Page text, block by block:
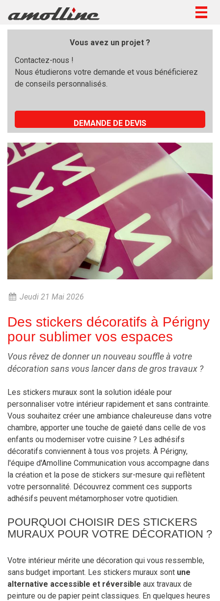
Vous avez un projet ?
Contactez-nous !
Nous étudierons votre demande et vous bénéficierez
de conseils personnalisés.
DEMANDE DE DEVIS
Jeudi 21 Mai 2026
Des stickers décoratifs à Périgny
pour sublimer vos espaces
Vous rêvez de donner un nouveau souffle à votre
décoration sans vous lancer dans de gros travaux ?
Les stickers muraux sont la solution idéale pour
personnaliser votre intérieur rapidement et sans contrainte.
Vous souhaitez créer une ambiance chaleureuse dans votre
chambre, apporter une touche de gaieté dans celle de vos
enfants ou moderniser votre cuisine ? Les adhésifs
décoratifs conviennent à tous vos projets. À Périgny,
l'équipe d'Amolline Communication vous accompagne dans
la création et la pose de stickers sur-mesure qui reflètent
votre personnalité. Découvrez comment ces supports
adhésifs peuvent métamorphoser votre quotidien.
POURQUOI CHOISIR DES STICKERS
MURAUX POUR VOTRE DÉCORATION ?
Votre intérieur mérite une décoration qui vous ressemble,
sans budget important. Les stickers muraux sont une
alternative accessible et réversible aux travaux de
peinture ou de papier peint classiques. En quelques heures